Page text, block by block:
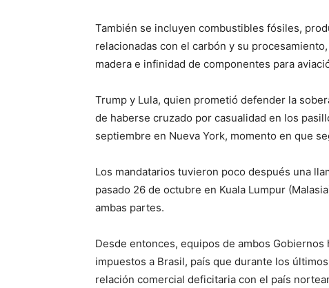
También se incluyen combustibles fósiles,
relacionadas con el carbón y su
madera e infinidad de componentes para
Trump y Lula, quien prometió defender la
de haberse cruzado por casualidad en los
septiembre en Nueva York, momento en que
Los mandatarios tuvieron poco después una
pasado 26 de octubre en Kuala Lumpur
ambas partes.
Desde entonces, equipos de ambos
impuestos a Brasil, país que durante los
relación comercial deficitaria con el país